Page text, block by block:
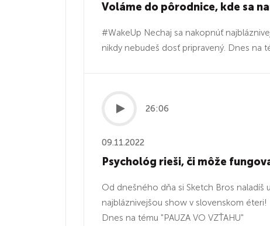
Voláme do pôrodnice, kde sa
#WakeUp Nechaj sa nakopnúť
nikdy nebudeš dosť pripravený. Dnes na
26:06
09.11.2022
Psychológ rieši, či môže
Od dnešného dňa si Sketch Bros
najbláznivejšou show v slovenskom
Dnes na tému "PAUZA VO VZŤAHU"